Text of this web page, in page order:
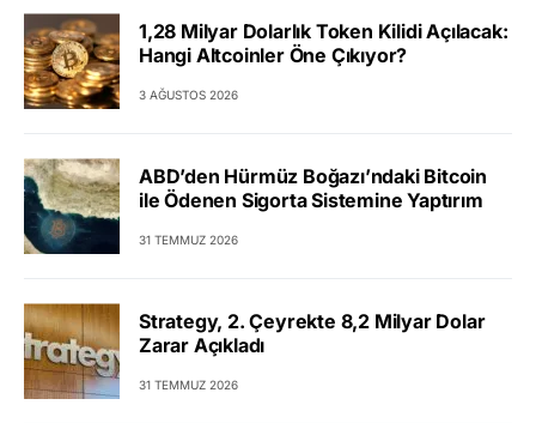
1,28 Milyar Dolarlık Token Kilidi Açılacak:
Hangi Altcoinler Öne Çıkıyor?
3 AĞUSTOS 2026
ABD’den Hürmüz Boğazı’ndaki Bitcoin
ile Ödenen Sigorta Sistemine Yaptırım
31 TEMMUZ 2026
Strategy, 2. Çeyrekte 8,2 Milyar Dolar
Zarar Açıkladı
31 TEMMUZ 2026